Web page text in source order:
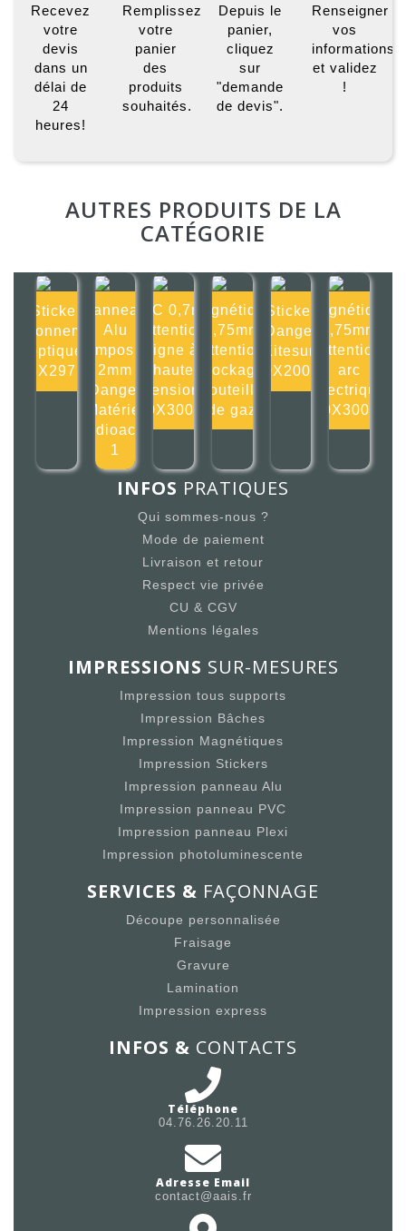
Recevez
votre
devis
dans un
délai de
24
heures!
Remplissez
votre
panier
des
produits
souhaités.
Depuis le
panier,
cliquez
sur
"demande
de devis".
Renseigner
vos
informations
et validez
!
AUTRES PRODUITS DE LA
CATÉGORIE
Sticker
Rayonnement
optique
105X297mm
Panneau
Alu
composite
2mm
Danger
Matériel
radioactif
1
PVC 0,7mm
Attention
ligne à
haute
tension
300X300mm
Magnétique
0,75mm
Attention
stockage
bouteille
de gaz
Sticker
Danger
Kitesurf
200X200mm
Magnétique
0,75mm
Attention
arc
électrique
300X300mm
INFOS PRATIQUES
Qui sommes-nous ?
Mode de paiement
Livraison et retour
Respect vie privée
CU & CGV
Mentions légales
IMPRESSIONS SUR-MESURES
Impression tous supports
Impression Bâches
Impression Magnétiques
Impression Stickers
Impression panneau Alu
Impression panneau PVC
Impression panneau Plexi
Impression photoluminescente
SERVICES & FAÇONNAGE
Découpe personnalisée
Fraisage
Gravure
Lamination
Impression express
INFOS & CONTACTS
Téléphone
04.76.26.20.11
Adresse Email
contact@aais.fr